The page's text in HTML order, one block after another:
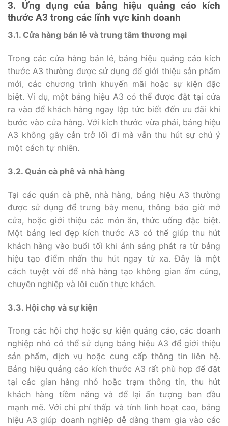
3. Ứng dụng của bảng hiệu quảng cáo kích
thước A3 trong các lĩnh vực kinh doanh
3.1. Cửa hàng bán lẻ và trung tâm thương mại
Trong các cửa hàng bán lẻ, bảng hiệu quảng cáo kích
thước A3 thường được sử dụng để giới thiệu sản phẩm
mới, các chương trình khuyến mãi hoặc sự kiện đặc
biệt. Ví dụ, một bảng hiệu A3 có thể được đặt tại cửa
ra vào để khách hàng ngay lập tức biết đến ưu đãi khi
bước vào cửa hàng. Với kích thước vừa phải, bảng hiệu
A3 không gây cản trở lối đi mà vẫn thu hút sự chú ý
một cách tự nhiên.
3.2. Quán cà phê và nhà hàng
Tại các quán cà phê, nhà hàng, bảng hiệu A3 thường
được sử dụng để trưng bày menu, thông báo giờ mở
cửa, hoặc giới thiệu các món ăn, thức uống đặc biệt.
Một bảng led đẹp kích thước A3 có thể giúp thu hút
khách hàng vào buổi tối khi ánh sáng phát ra từ bảng
hiệu tạo điểm nhấn thu hút ngay từ xa. Đây là một
cách tuyệt vời để nhà hàng tạo không gian ấm cúng,
chuyên nghiệp và lôi cuốn thực khách.
3.3. Hội chợ và sự kiện
Trong các hội chợ hoặc sự kiện quảng cáo, các doanh
nghiệp nhỏ có thể sử dụng bảng hiệu A3 để giới thiệu
sản phẩm, dịch vụ hoặc cung cấp thông tin liên hệ.
Bảng hiệu quảng cáo kích thước A3 rất phù hợp để đặt
tại các gian hàng nhỏ hoặc trạm thông tin, thu hút
khách hàng tiềm năng và để lại ấn tượng ban đầu
mạnh mẽ. Với chi phí thấp và tính linh hoạt cao, bảng
hiệu A3 giúp doanh nghiệp dễ dàng tham gia vào các